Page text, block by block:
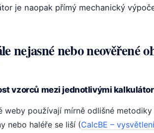
je naopak přímý mechanický
nejasné nebo neověřené
vzorců mezi jednotlivými
weby používají mírně odlišné
nebo haléře se liší (CalcBE –